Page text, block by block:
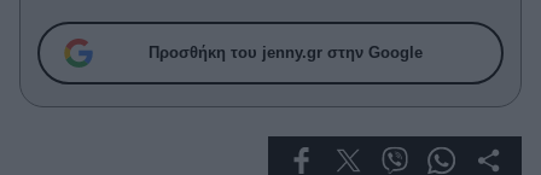
True Stories
Ask the Guru
Success Stories
Προσθήκη του jenny.gr στην Google